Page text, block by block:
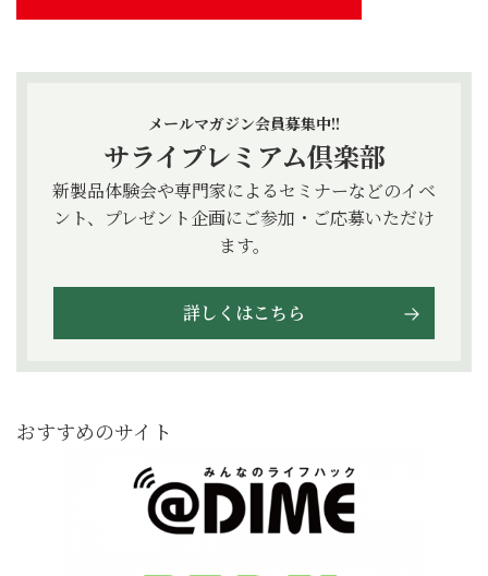
メールマガジン会員募集中!!
サライプレミアム倶楽部
新製品体験会や専門家によるセミナーなどのイベ
ント、プレゼント企画にご参加・ご応募いただけ
ます。
詳しくはこちら
おすすめのサイト